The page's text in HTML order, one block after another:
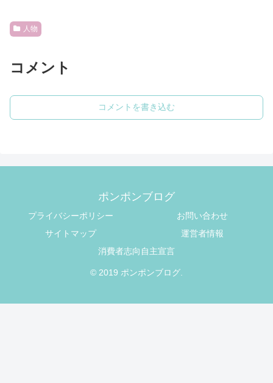
人物
コメント
コメントを書き込む
ポンポンブログ
プライバシーポリシー
お問い合わせ
サイトマップ
運営者情報
消費者志向自主宣言
© 2019 ポンポンブログ.